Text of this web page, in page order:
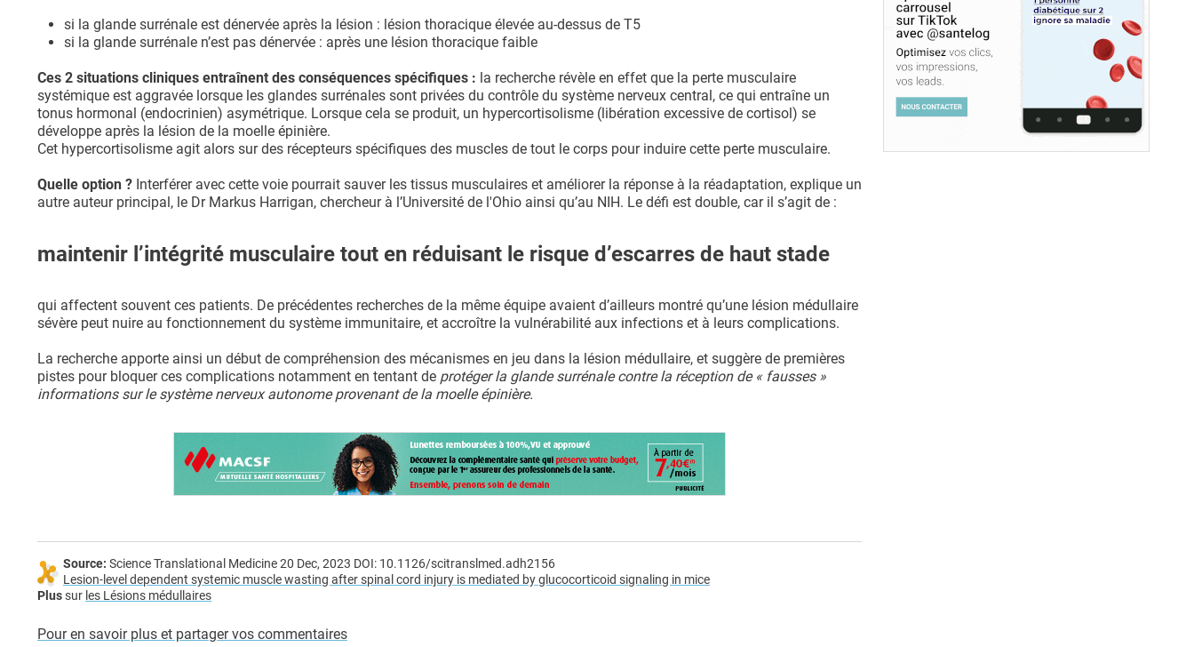
si la glande surrénale est dénervée après la lésion : lésion thoracique élevée au-dessus de T5
si la glande surrénale n’est pas dénervée : après une lésion thoracique faible
Ces 2 situations cliniques entraînent des conséquences spécifiques : la recherche révèle en effet que la perte musculaire
systémique est aggravée lorsque les glandes surrénales sont privées du contrôle du système nerveux central, ce qui entraîne un
tonus hormonal (endocrinien) asymétrique. Lorsque cela se produit, un hypercortisolisme (libération excessive de cortisol) se
développe après la lésion de la moelle épinière.
Cet hypercortisolisme agit alors sur des récepteurs spécifiques des muscles de tout le corps pour induire cette perte musculaire.
Quelle option ? Interférer avec cette voie pourrait sauver les tissus musculaires et améliorer la réponse à la réadaptation, explique un
autre auteur principal, le Dr Markus Harrigan, chercheur à l’Université de l'Ohio ainsi qu’au NIH. Le défi est double, car il s’agit de :
maintenir l’intégrité musculaire tout en réduisant le risque d’escarres de haut stade
qui affectent souvent ces patients. De précédentes recherches de la même équipe avaient d’ailleurs montré qu’une lésion médullaire
sévère peut nuire au fonctionnement du système immunitaire, et accroître la vulnérabilité aux infections et à leurs complications.
La recherche apporte ainsi un début de compréhension des mécanismes en jeu dans la lésion médullaire, et suggère de premières
pistes pour bloquer ces complications notamment en tentant de protéger la glande surrénale contre la réception de « fausses »
informations sur le système nerveux autonome provenant de la moelle épinière.
Source: Science Translational Medicine 20 Dec, 2023 DOI: 10.1126/scitranslmed.adh2156
Lesion-level dependent systemic muscle wasting after spinal cord injury is mediated by glucocorticoid signaling in mice
Plussur les Lésions médullaires
Pour en savoir plus et partager vos commentaires